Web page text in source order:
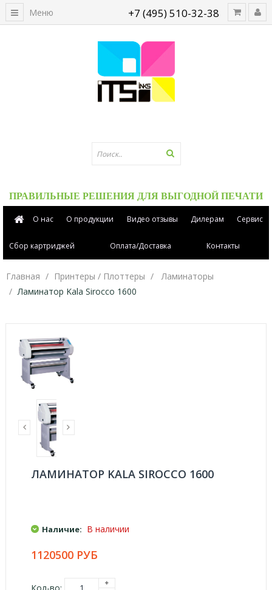
+7 (495) 510-32-38
ПРАВИЛЬНЫЕ РЕШЕНИЯ ДЛЯ ВЫГОДНОЙ ПЕЧАТИ
Меню
О нас О продукции Видео отзывы Дилерам Сервис
Сбор картриджей Оплата/Доставка Контакты
Главная Принтеры / Плоттеры
Ламинаторы
Ламинатор Kala Sirocco 1600
ЛАМИНАТОР KALA SIROCCO 1600
Наличие: В наличии
1120500 РУБ